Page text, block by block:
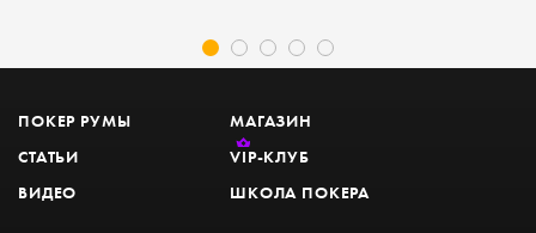
ПОКЕР РУМЫ
СТАТЬИ
ВИДЕО
МАГАЗИН
VIP-КЛУБ
ШКОЛА ПОКЕРА